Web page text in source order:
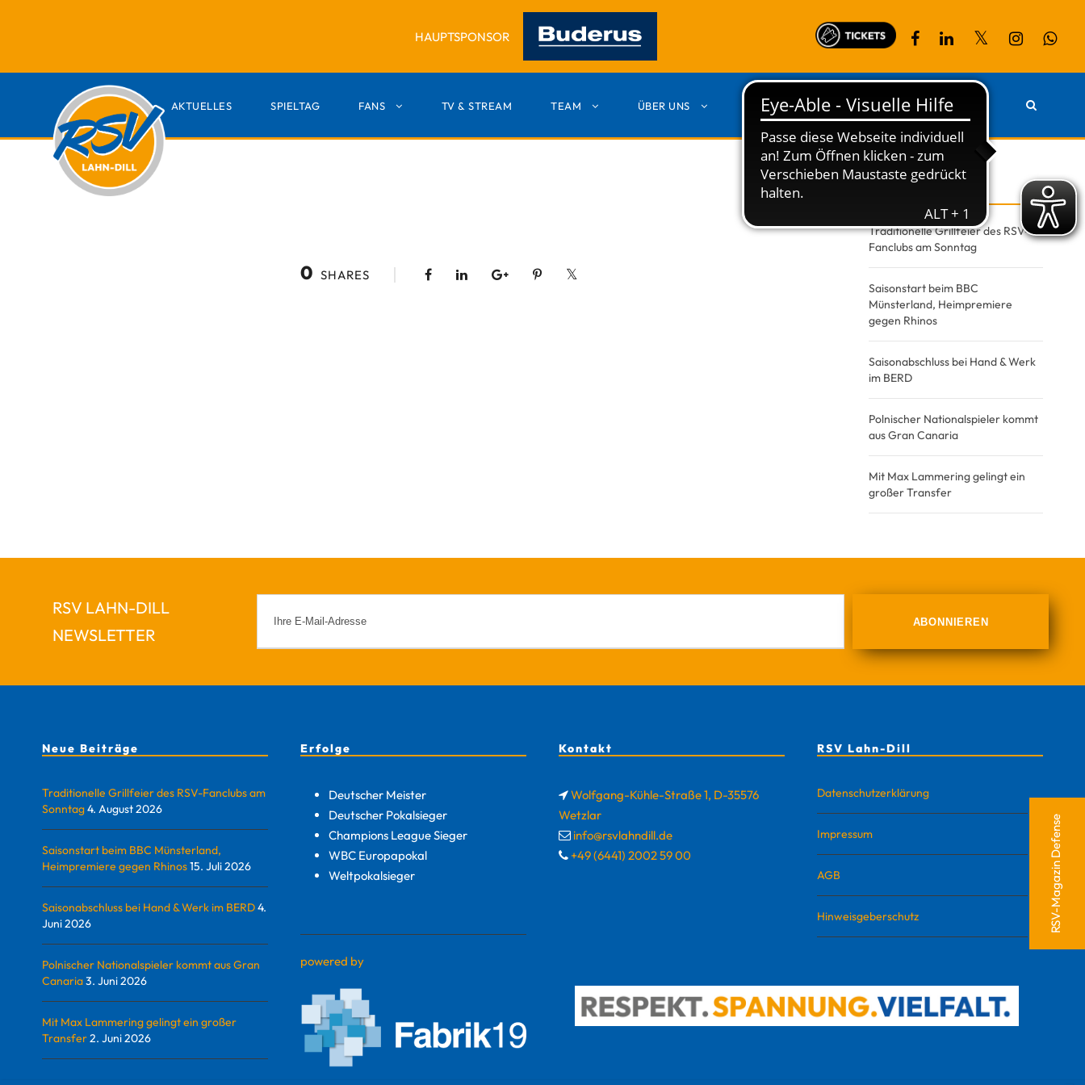
HAUPTSPONSOR
AKTUELLES SPIELTAG FANS TV & STREAM TEAM ÜBER UNS PARTNER KONTAKT
0 SHARES
Traditionelle Grillfeier des RSV-
Fanclubs am Sonntag
Saisonstart beim BBC
Münsterland, Heimpremiere
gegen Rhinos
Saisonabschluss bei Hand & Werk
im BERD
Polnischer Nationalspieler kommt
aus Gran Canaria
Mit Max Lammering gelingt ein
großer Transfer
RSV LAHN-DILL
NEWSLETTER
Neue Beiträge
Traditionelle Grillfeier des RSV-Fanclubs am
Sonntag4. August 2026
Saisonstart beim BBC Münsterland,
Heimpremiere gegen Rhinos15. Juli 2026
Saisonabschluss bei Hand & Werk im BERD4.
Juni 2026
Polnischer Nationalspieler kommt aus Gran
Canaria3. Juni 2026
Mit Max Lammering gelingt ein großer
Transfer2. Juni 2026
Erfolge
Deutscher Meister
Deutscher Pokalsieger
Champions League Sieger
WBC Europapokal
Weltpokalsieger
powered by
Kontakt
Wolfgang-Kühle-Straße 1, D-35576
Wetzlar
info@rsvlahndill.de
+49 (6441) 2002 59 00
RSV Lahn-Dill
Datenschutzerklärung
Impressum
AGB
Hinweisgeberschutz RSV-Magazin Defense